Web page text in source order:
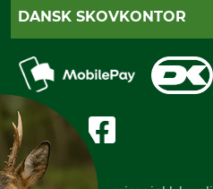
Privatlivspolitik
Handelsbetingelser
Impressum
Gratis returlabel
Dankort
Kreditkort
DANSK SKOVKONTOR
Karriere
Messe datoer
Om os
International